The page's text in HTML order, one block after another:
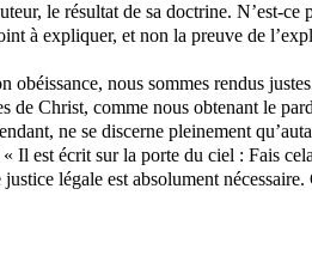
le résultat de sa doctrine. N’est-ce
à expliquer, et non la preuve de
nous sommes rendus
Christ, comme nous obtenant le
ne se discerne pleinement
est écrit sur la porte du ciel : Fais
légale est absolument